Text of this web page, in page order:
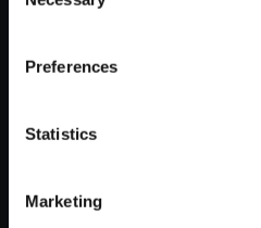
Preferences
Statistics
Marketing
おすすめ商品